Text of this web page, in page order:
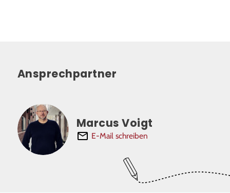
Ansprechpartner
Marcus Voigt
E-Mail schreiben